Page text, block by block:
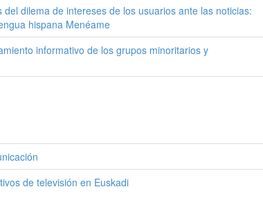
dilema de intereses de los usuarios ante las noticias:
hispana Menéame
informativo de los grupos minoritarios y
de televisión en Euskadi